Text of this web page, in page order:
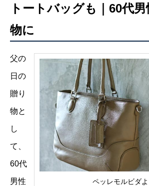
トートバッグも｜60代
物に
ペッレモルビダよ
父の
日の
贈り
物と
し
て、
60代
男性